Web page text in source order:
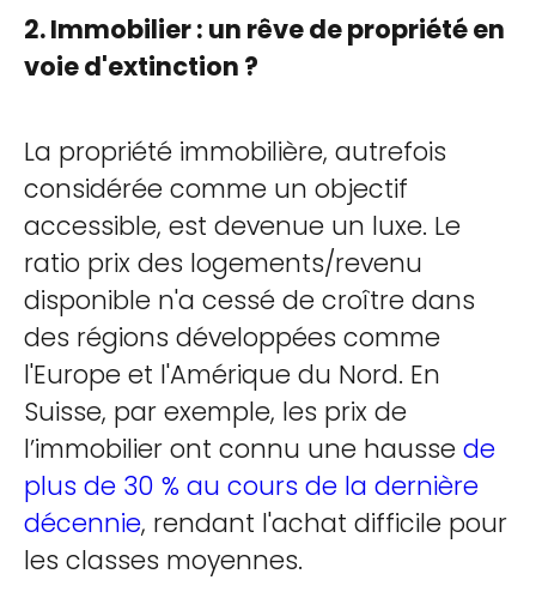
2. Immobilier : un rêve de propriété en
voie d'extinction ?
La propriété immobilière, autrefois
considérée comme un objectif
accessible, est devenue un luxe. Le
ratio prix des logements/revenu
disponible n'a cessé de croître dans
des régions développées comme
l'Europe et l'Amérique du Nord. En
Suisse, par exemple, les prix de
l’immobilier ont connu une hausse de
plus de 30 % au cours de la dernière
décennie, rendant l'achat difficile pour
les classes moyennes.